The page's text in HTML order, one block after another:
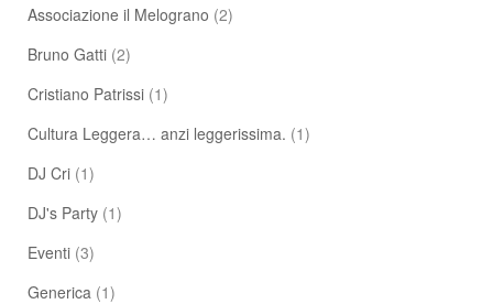
Associazione il Melograno (2)
Bruno Gatti (2)
Cristiano Patrissi (1)
Cultura Leggera… anzi leggerissima. (1)
DJ Cri (1)
DJ's Party (1)
Eventi (3)
Generica (1)